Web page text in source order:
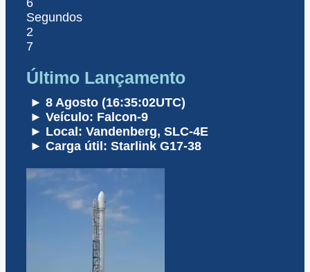
6
Segundos
2
7
Último Lançamento
► 8 Agosto (16:35:02UTC)
► Veículo: Falcon-9
► Local: Vandenberg, SLC-4E
► Carga útil: Starlink G17-38